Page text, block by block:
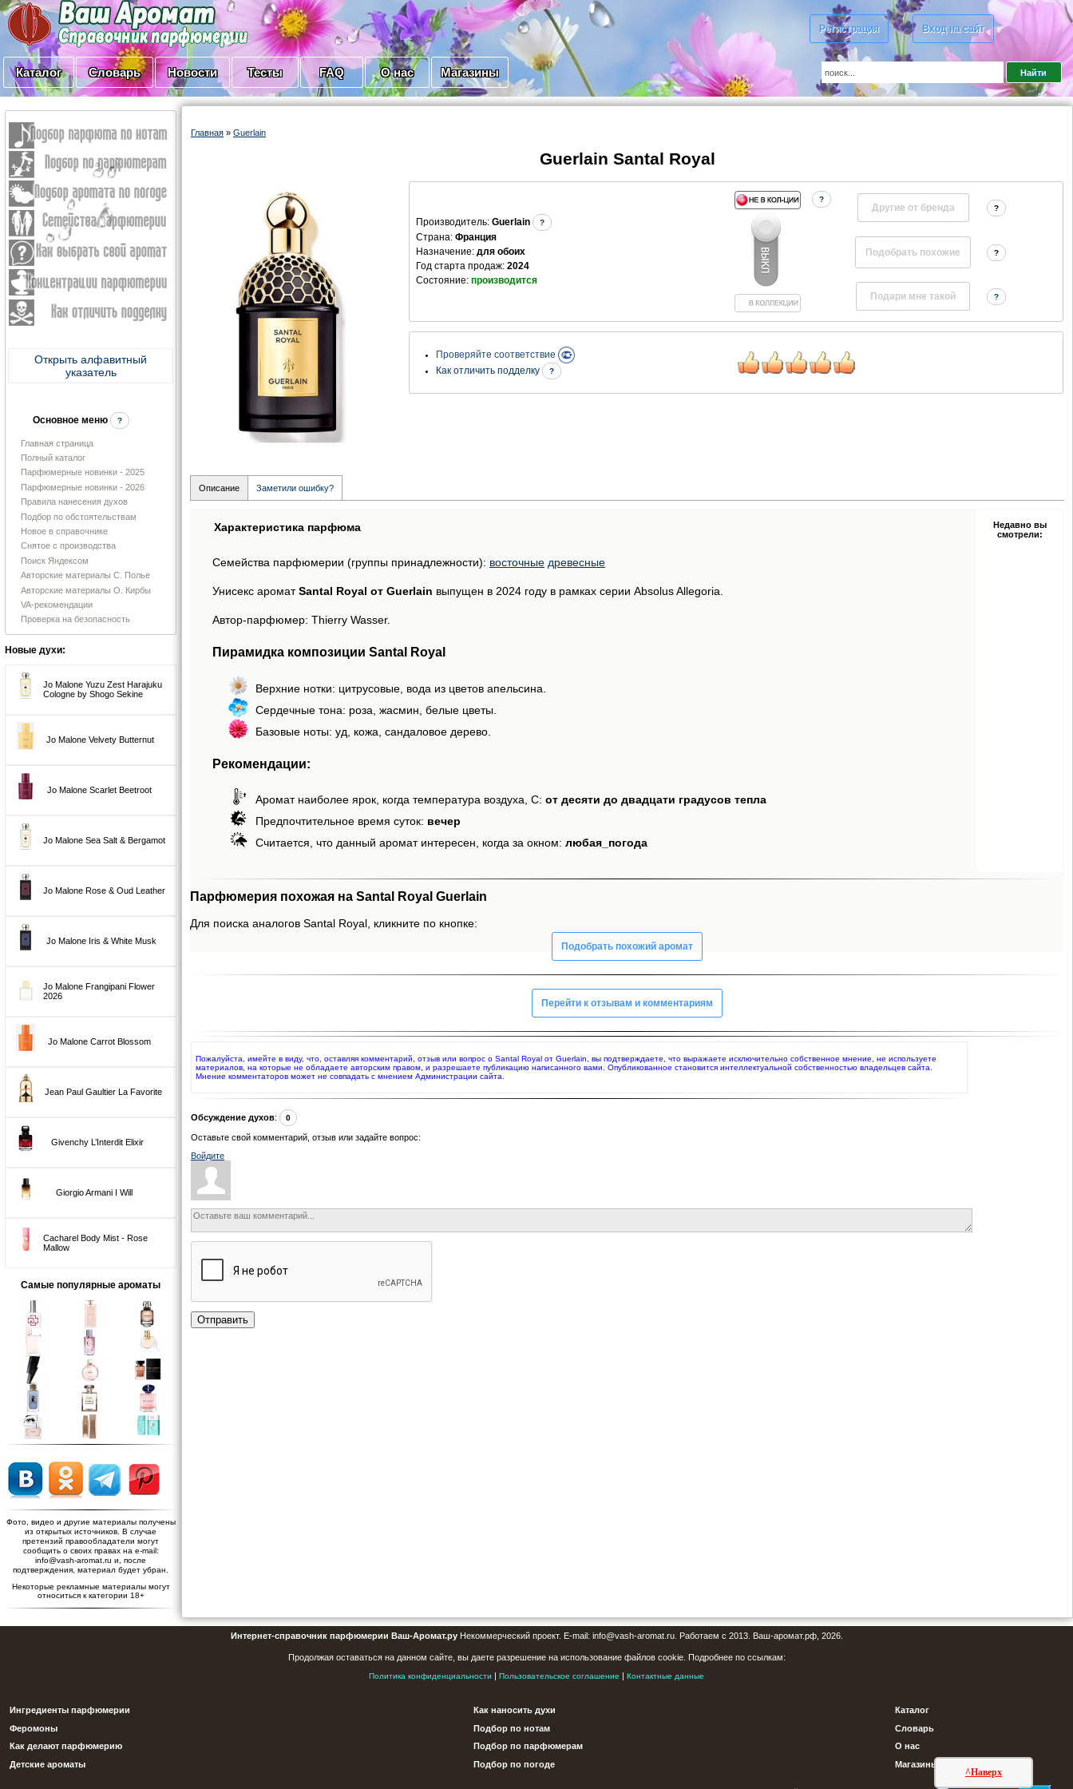
Регистрация Вход на сайт
Каталог Словарь Новости Тесты FAQ О нас Магазины
Открыть алфавитный
указатель
Основное меню ?
Главная страница
Полный каталог
Парфюмерные новинки - 2025
Парфюмерные новинки - 2026
Правила нанесения духов
Подбор по обстоятельствам
Новое в справочнике
Снятое с производства
Поиск Яндексом
Авторские материалы С. Полье
Авторские материалы О. Кирбы
VA-рекомендации
Проверка на безопасность
Новые духи:
Jo Malone Yuzu Zest Harajuku
Cologne by Shogo Sekine
Jo Malone Velvety Butternut
Jo Malone Scarlet Beetroot
Jo Malone Sea Salt & Bergamot
Jo Malone Rose & Oud Leather
Jo Malone Iris & White Musk
Jo Malone Frangipani Flower
2026
Jo Malone Carrot Blossom
Jean Paul Gaultier La Favorite
Givenchy L’Interdit Elixir
Giorgio Armani I Will
Cacharel Body Mist - Rose
Mallow
Самые популярные ароматы
Фото, видео и другие материалы получены
из открытых источников. В случае
претензий правообладатели могут
сообщить о своих правах на e-mail:
info@vash-aromat.ru и, после
подтверждения, материал будет убран.
Некоторые рекламные материалы могут
относиться к категории 18+
Главная » Guerlain
Guerlain Santal Royal
Производитель: Guerlain ?
Страна: Франция
Назначение: для обоих
Год старта продаж: 2024
Состояние: производится
?
Другие от бренда ?
?
?
Проверяйте соответствие
Как отличить подделку
?
Описание Заметили ошибку?
Характеристика парфюма
Семейства парфюмерии (группы принадлежности): восточные древесные
Унисекс ароматSantal Royal от Guerlain выпущен в 2024 году в рамках серии Absolus Allegoria.
Автор-парфюмер: Thierry Wasser.
Пирамидка композиции Santal Royal
Верхние нотки: цитрусовые, вода из цветов апельсина.
Сердечные тона: роза, жасмин, белые цветы.
Базовые ноты: уд, кожа, сандаловое дерево.
Рекомендации:
Аромат наиболее ярок, когда температура воздуха, С: от десяти до двадцати градусов тепла
Предпочтительное время суток: вечер
Считается, что данный аромат интересен, когда за окном: любая_погода
Недавно вы
смотрели:
Парфюмерия похожая на Santal Royal Guerlain
Для поиска аналогов Santal Royal, кликните по кнопке:
Подобрать похожий аромат
Перейти к отзывам и комментариям
Пожалуйста, имейте в виду, что, оставляя комментарий, отзыв или вопрос о Santal Royal от Guerlain, вы подтверждаете, что выражаете исключительно собственное мнение, не используете
материалов, на которые не обладаете авторским правом, и разрешаете публикацию написанного вами. Опубликованное становится интеллектуальной собственностью владельцев сайта.
Мнение комментаторов может не совпадать с мнением Администрации сайта.
Обсуждение духов: 0
Оставьте свой комментарий, отзыв или задайте вопрос:
Войдите
Отправить
^Наверх
Интернет-справочник парфюмерии Ваш-Аромат.руНекоммерческий проект. E-mail: info@vash-aromat.ru. Работаем с 2013. Ваш-аромат.рф, 2026.
Продолжая оставаться на данном сайте, вы даете разрешение на использование файлов cookie. Подробнее по ссылкам:
Политика конфиденциальности | Пользовательское соглашение | Контактные данные
Ингредиенты парфюмерии
Феромоны
Как делают парфюмерию
Детские ароматы
Как наносить духи
Подбор по нотам
Подбор по парфюмерам
Подбор по погоде
Каталог
Словарь
О нас
Магазины